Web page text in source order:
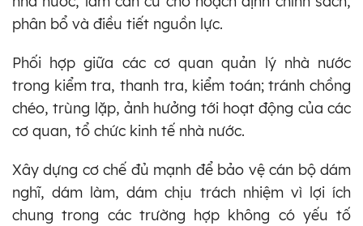
phân bổ và điều tiết nguồn lực.
Phối hợp giữa các cơ quan quản lý nhà nước
trong kiểm tra, thanh tra, kiểm toán; tránh chồng
chéo, trùng lặp, ảnh hưởng tới hoạt động của các
cơ quan, tổ chức kinh tế nhà nước.
Xây dựng cơ chế đủ mạnh để bảo vệ cán bộ dám
nghĩ, dám làm, dám chịu trách nhiệm vì lợi ích
chung trong các trường hợp không có yếu tố